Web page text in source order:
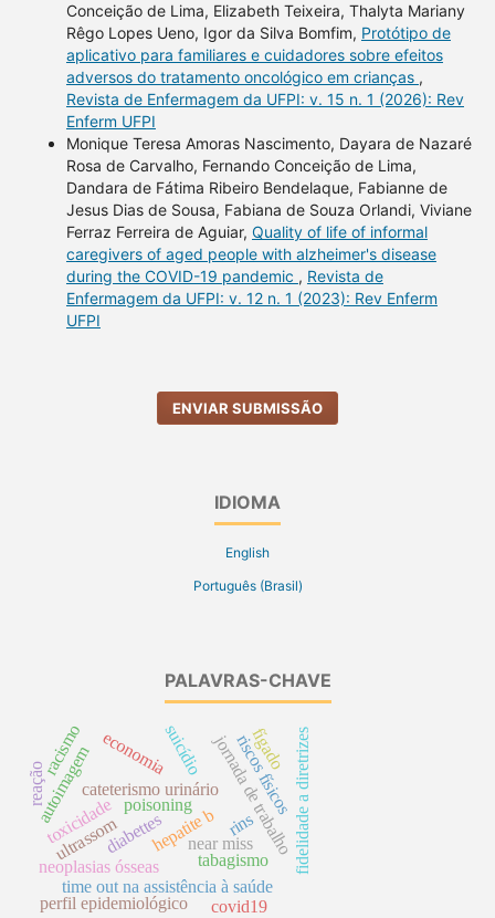
Conceição de Lima, Elizabeth Teixeira, Thalyta Mariany
Rêgo Lopes Ueno, Igor da Silva Bomfim, Protótipo de
aplicativo para familiares e cuidadores sobre efeitos
adversos do tratamento oncológico em crianças ,
Revista de Enfermagem da UFPI: v. 15 n. 1 (2026): Rev
Enferm UFPI
Monique Teresa Amoras Nascimento, Dayara de Nazaré
Rosa de Carvalho, Fernando Conceição de Lima,
Dandara de Fátima Ribeiro Bendelaque, Fabianne de
Jesus Dias de Sousa, Fabiana de Souza Orlandi, Viviane
Ferraz Ferreira de Aguiar, Quality of life of informal
caregivers of aged people with alzheimer's disease
during the COVID-19 pandemic , Revista de
Enfermagem da UFPI: v. 12 n. 1 (2023): Rev Enferm
UFPI
ENVIAR SUBMISSÃO
IDIOMA
English
Português (Brasil)
PALAVRAS-CHAVE
hepatite b
neoplasias ósseas
poisoning
ultrassom
cateterismo urinário
near miss
time out na assistência à saúde
fidelidade a diretrizes
jornada de trabalho
riscos físicos
autoimagem
perfil epidemiológico
economiasuicídio
reação
diabettes
toxicidade
fígado
rins
racismo
tabagismo
covid19